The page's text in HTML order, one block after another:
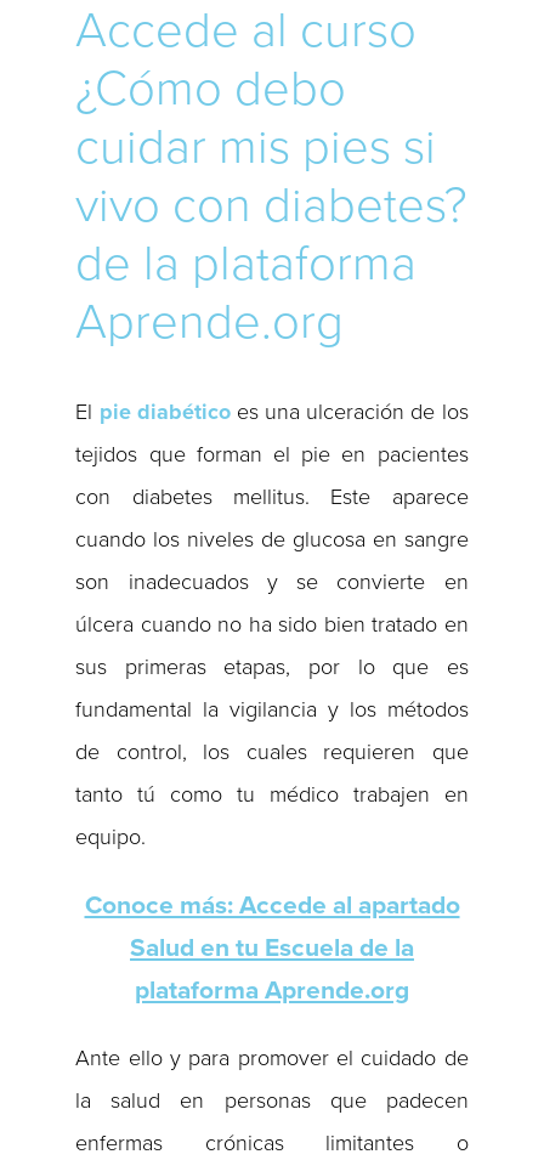
Accede al curso
¿Cómo debo
cuidar mis pies si
vivo con diabetes?
de la plataforma
Aprende.org
El pie diabéticoes una ulceración de los
tejidos que forman el pie en pacientes
con diabetes mellitus. Este aparece
cuando los niveles de glucosa en sangre
son inadecuados y se convierte en
úlcera cuando no ha sido bien tratado en
sus primeras etapas, por lo que es
fundamental la vigilancia y los métodos
de control, los cuales requieren que
tanto tú como tu médico trabajen en
equipo.
Conoce más: Accede al apartado
Salud en tu Escuela de la
plataforma Aprende.org
Ante ello y para promover el cuidado de
la salud en personas que padecen
enfermas crónicas limitantes o